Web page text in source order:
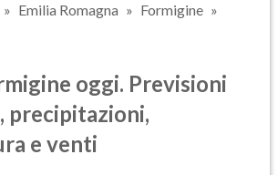
Emilia Romagna
Formigine
oggi. Previsioni
precipitazioni,
e venti